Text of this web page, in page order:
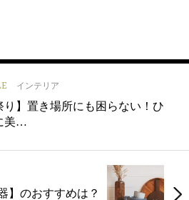
インテリア
り】置き場所にも困らない！ひ
美…
】のおすすめは？